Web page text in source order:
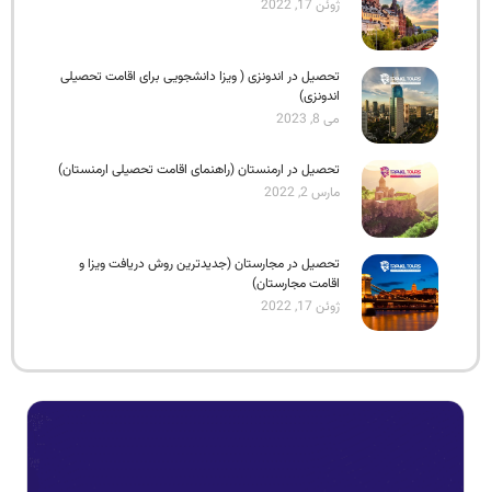
ژوئن 17, 2022
تحصیل در اندونزی ( ویزا دانشجویی برای اقامت تحصیلی
اندونزی)
می 8, 2023
تحصیل در ارمنستان (راهنمای اقامت تحصیلی ارمنستان)
مارس 2, 2022
تحصیل در مجارستان (جدیدترین روش دریافت ویزا و
اقامت مجارستان)
ژوئن 17, 2022